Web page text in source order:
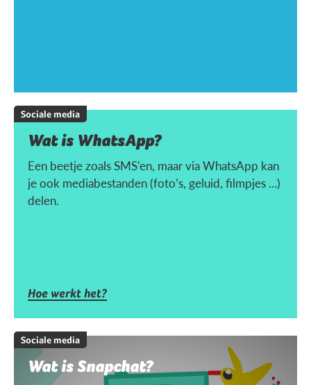
Sociale media
Wat is WhatsApp?
Een beetje zoals SMS’en, maar via WhatsApp kan
je ook mediabestanden (foto’s, geluid, filmpjes ...)
delen.
Hoe werkt het?
Sociale media
Wat is Snapchat?